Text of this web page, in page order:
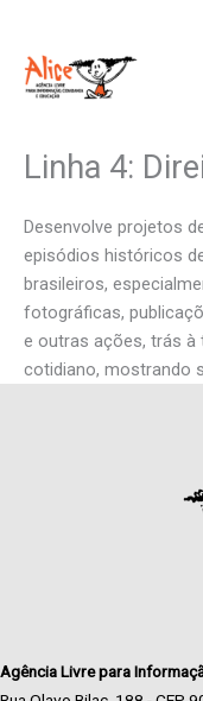
conteúdo
Linha 4:
Desenvolve projetos
episódios históricos
brasileiros,
fotográficas,
e outras ações, trás à
cotidiano, mostrando
Agência Livre para